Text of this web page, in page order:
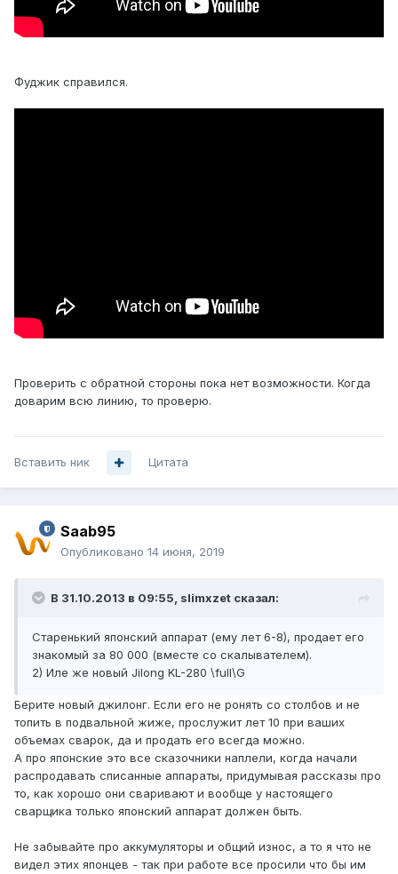
Фуджик справился.
Проверить с обратной стороны пока нет возможности. Когда
доварим всю линию, то проверю.
Вставить ник Цитата
Saab95
Опубликовано 14 июня, 2019
В 31.10.2013 в 09:55, slimxzet сказал:
Старенький японский аппарат (ему лет 6-8), продает его
знакомый за 80 000 (вместе со скалывателем).
2) Иле же новый Jilong KL-280 \full\G
Берите новый джилонг. Если его не ронять со столбов и не
топить в подвальной жиже, прослужит лет 10 при ваших
объемах сварок, да и продать его всегда можно.
А про японские это все сказочники наплели, когда начали
распродавать списанные аппараты, придумывая рассказы про
то, как хорошо они сваривают и вообще у настоящего
сварщика только японский аппарат должен быть.
Не забывайте про аккумуляторы и общий износ, а то я что не
видел этих японцев - так при работе все просили что бы им